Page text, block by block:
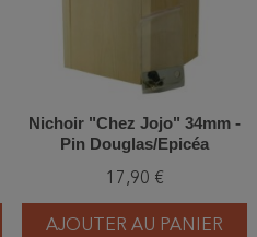
Nichoir "Chez Jojo" 34mm -
Pin Douglas/Epicéa
17,90 €
AJOUTER AU PANIER